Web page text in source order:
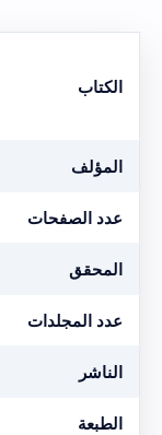
الكتاب
المؤلف
عدد الصفحات
المحقق
عدد المجلدات
الناشر
الطبعة